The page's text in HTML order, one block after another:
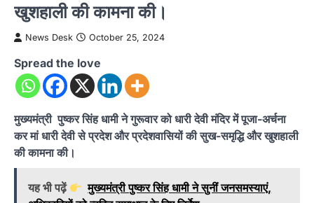
खुशहाली की कामना की।
News Desk October 25, 2024
Spread the love
मुख्यमंत्री पुष्कर सिंह धामी ने गुरूवार को धारी देवी मंदिर में पूजा-अर्चना
कर मां धारी देवी से प्रदेश और प्रदेशवासियों की सुख-समृद्धि और खुशहाली
की कामना की।
यह भी पढ़ें
मुख्यमंत्री पुष्कर सिंह धामी ने सुनीं जनसमस्याएं,